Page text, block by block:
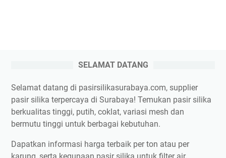
SELAMAT DATANG
Selamat datang di pasirsilikasurabaya.com, supplier
pasir silika terpercaya di Surabaya! Temukan pasir silika
berkualitas tinggi, putih, coklat, variasi mesh dan
bermutu tinggi untuk berbagai kebutuhan.
Dapatkan informasi harga terbaik per ton atau per